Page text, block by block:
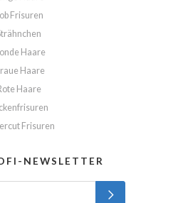
Frisuren
Haare
Haare
Haare
Frisuren
NEWSLETTER